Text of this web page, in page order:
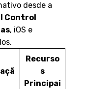
desde a
Control
, iOS e
Recurso
s
Principai